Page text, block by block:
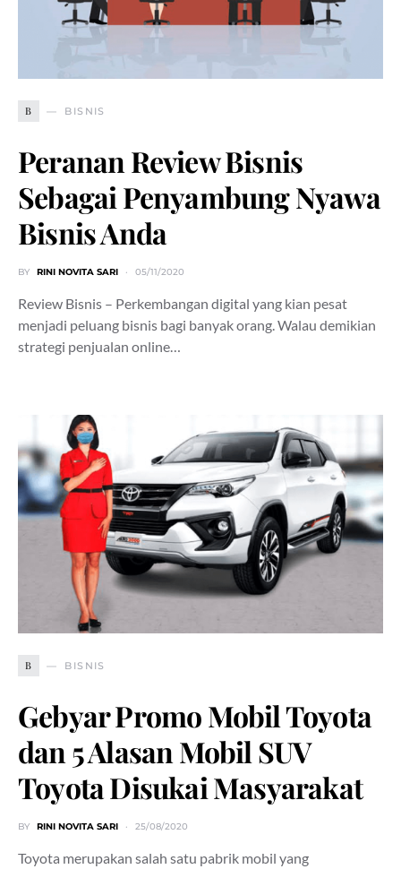
B BISNIS
Peranan Review Bisnis
Sebagai Penyambung Nyawa
Bisnis Anda
BY RINI NOVITA SARI 05/11/2020
Review Bisnis – Perkembangan digital yang kian pesat
menjadi peluang bisnis bagi banyak orang. Walau demikian
strategi penjualan online…
B BISNIS
Gebyar Promo Mobil Toyota
dan 5 Alasan Mobil SUV
Toyota Disukai Masyarakat
BY RINI NOVITA SARI 25/08/2020
Toyota merupakan salah satu pabrik mobil yang